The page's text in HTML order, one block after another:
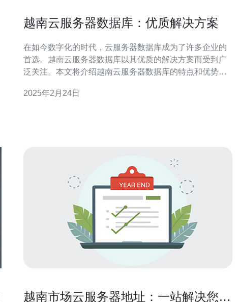
越南云服务器数据库：优质解决方案
在如今数字化的时代，云服务器数据库成为了许多企业的
首选。越南云服务器数据库以其优质的解决方案而受到广
泛关注。本文将介绍越南云服务器数据库的特点和优势，
据库提供了一系列的优质解决方案，满足了企业的各种需
2025年2月24日
越南市场云服务器地址：一站解决您的